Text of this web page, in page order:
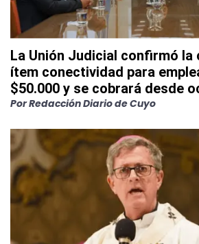
La Unión Judicial confirmó la
ítem conectividad para
$50.000 y se cobrará desde
PorRedacción Diario de Cuyo